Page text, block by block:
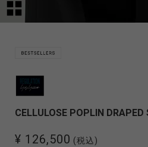
CELLULOSE POPLIN DRAPED
¥ 126,500 (税込)